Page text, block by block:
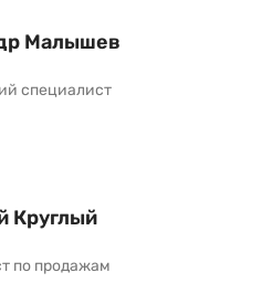
Малышев
специалист
Круглый
по продажам